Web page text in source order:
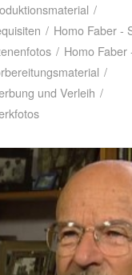
/
/ Homo Faber -
/ Homo Faber
/
und Verleih /